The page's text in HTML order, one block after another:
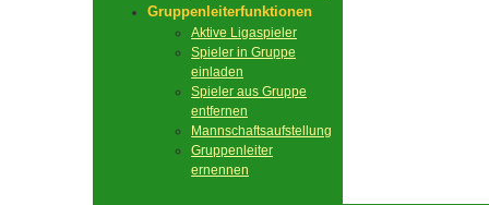
Gruppenleiterfunktionen
Aktive Ligaspieler
Spieler in Gruppe
einladen
Spieler aus Gruppe
entfernen
Mannschaftsaufstellung
Gruppenleiter
ernennen